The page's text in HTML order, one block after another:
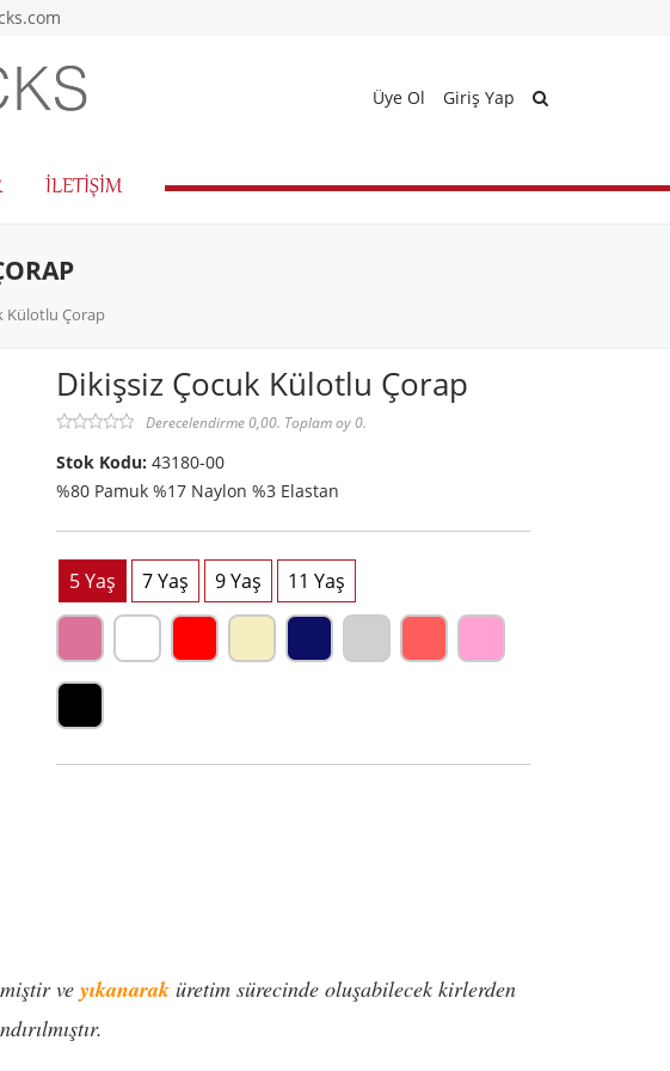
Üye Ol Giriş Yap
İLETIŞIM
Külotlu Çorap
Dikişsiz Çocuk Külotlu Çorap
Derecelendirme 0,00. Toplam oy 0.
Stok Kodu:43180-00
%80 Pamuk %17 Naylon %3 Elastan
ve yıkanaraküretim sürecinde oluşabilecek kirlerden